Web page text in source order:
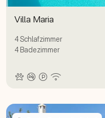
Villa Maria
4 Schlafzimmer
4 Badezimmer